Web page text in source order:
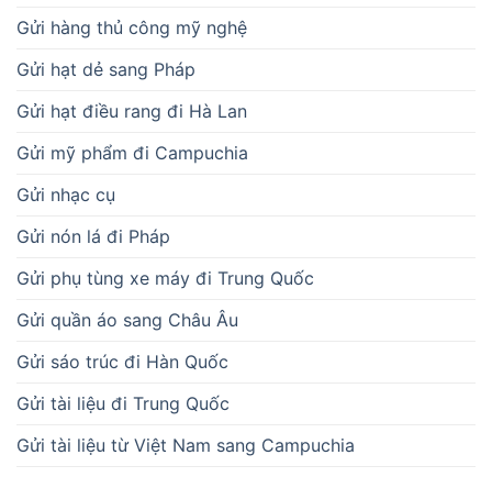
Gửi hàng thủ công mỹ nghệ
Gửi hạt dẻ sang Pháp
Gửi hạt điều rang đi Hà Lan
Gửi mỹ phẩm đi Campuchia
Gửi nhạc cụ
Gửi nón lá đi Pháp
Gửi phụ tùng xe máy đi Trung Quốc
Gửi quần áo sang Châu Âu
Gửi sáo trúc đi Hàn Quốc
Gửi tài liệu đi Trung Quốc
Gửi tài liệu từ Việt Nam sang Campuchia